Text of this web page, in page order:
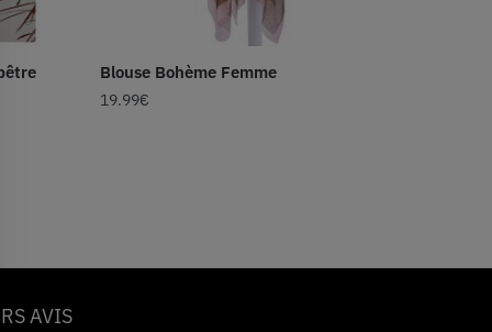
Blouse Bohème Femme
19.99€
AVIS